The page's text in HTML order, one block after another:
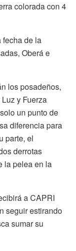
colorada con 4
fecha de la
Oberá e
los posadeños,
y Fuerza
un punto de
diferencia para
parte, el
derrotas
la pelea en la
a CAPRI
seguir estirando
sumar su